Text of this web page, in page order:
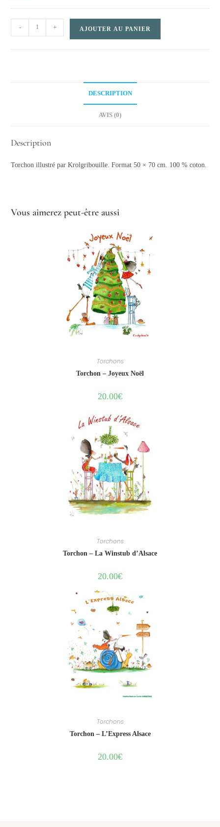
–
- + AJOUTER AU PANIER
DESCRIPTION
AVIS (0)
Description
Torchon illustré par Krolgribouille. Format 50 × 70 cm. 100 % coton.
Vous aimerez peut-être aussi
Torchons
Torchon – Joyeux Noël
20.00€
Torchons
Torchon – La Winstub d’Alsace
20.00€
Torchons
Torchon – L’Express Alsace
20.00€